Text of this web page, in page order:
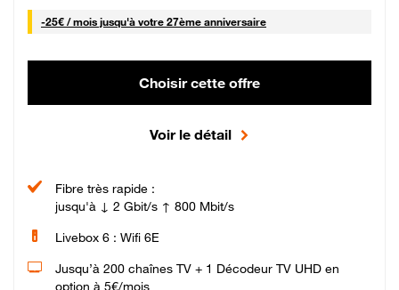
-25€ / mois25 € par mois
jusqu'à votre 27ème anniversaire
Choisir cette offre
Voir le détail
Fibre très rapide :
jusqu'à ↓ 2 Gbit/s ↑ 800 Mbit/s
Livebox 6 : Wifi 6E
Jusqu’à 200 chaînes TV + 1 Décodeur TV UHD en
option à 5€/mois